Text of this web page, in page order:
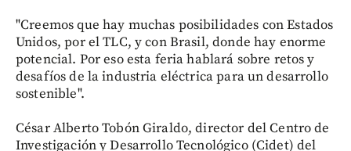
"Creemos que hay muchas posibilidades con Estados
Unidos, por el TLC, y con Brasil, donde hay enorme
potencial. Por eso esta feria hablará sobre retos y
desafíos de la industria eléctrica para un desarrollo
sostenible".
César Alberto Tobón Giraldo, director del Centro de
Investigación y Desarrollo Tecnológico (Cidet) del